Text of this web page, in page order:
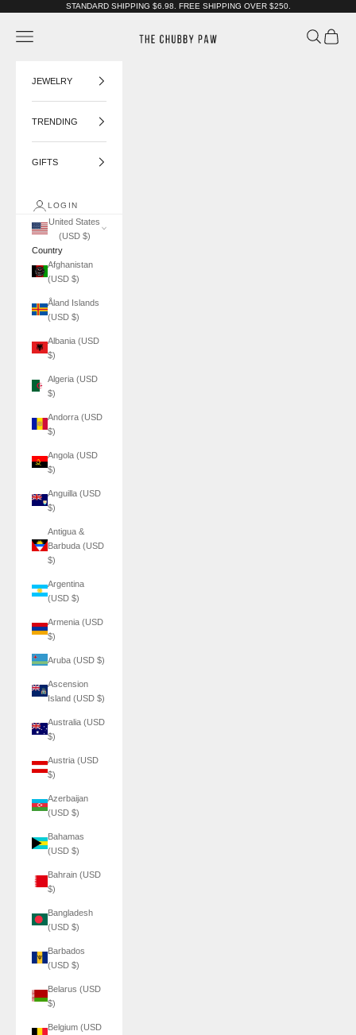
STANDARD SHIPPING $6.98. FREE SHIPPING OVER $250.
Navigation menu SearchCart
JEWELRY
TRENDING
GIFTS
LOGIN
United States
(USD $)
Country
Afghanistan
(USD $)
Åland Islands
(USD $)
Albania (USD
$)
Algeria (USD
$)
Andorra (USD
$)
Angola (USD
$)
Anguilla (USD
$)
Antigua &
Barbuda (USD
$)
Argentina
(USD $)
Armenia (USD
$)
Aruba (USD $)
Ascension
Island (USD $)
Australia (USD
$)
Austria (USD
$)
Azerbaijan
(USD $)
Bahamas
(USD $)
Bahrain (USD
$)
Bangladesh
(USD $)
Barbados
(USD $)
Belarus (USD
$)
Belgium (USD